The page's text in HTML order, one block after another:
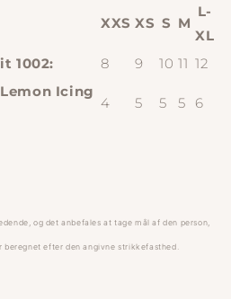
XXS XS S M
L-
XL
1002:
8 9 10 11 12
Lemon Icing
4 5 5 5 6
og det anbefales at tage mål af den person,
efter den angivne strikkefasthed.